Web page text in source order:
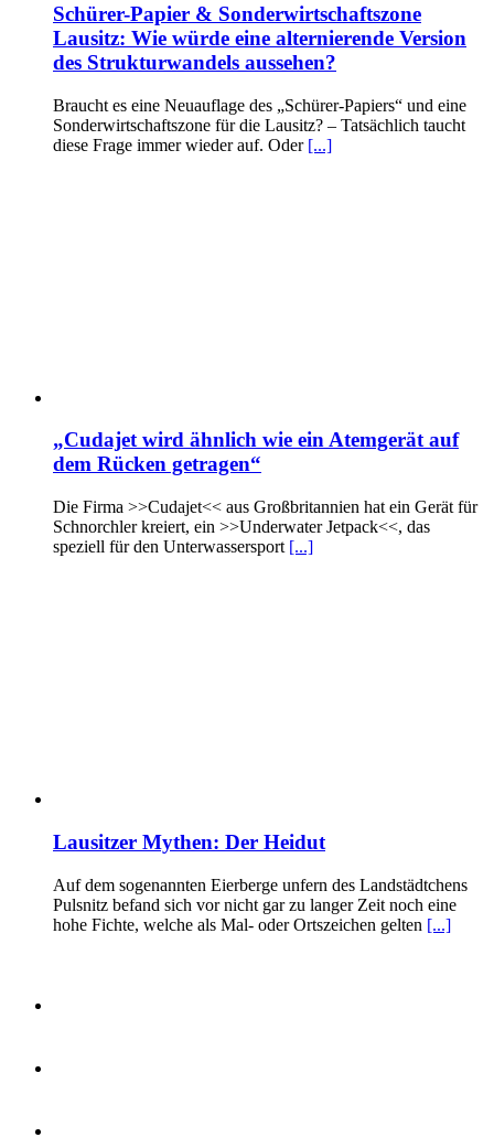
Schürer-Papier & Sonderwirtschaftszone
Lausitz: Wie würde eine alternierende Version
des Strukturwandels aussehen?
Braucht es eine Neuauflage des „Schürer-Papiers“ und eine
Sonderwirtschaftszone für die Lausitz? – Tatsächlich taucht
diese Frage immer wieder auf. Oder [...]
„Cudajet wird ähnlich wie ein Atemgerät auf
dem Rücken getragen“
Die Firma >>Cudajet<< aus Großbritannien hat ein Gerät für
Schnorchler kreiert, ein >>Underwater Jetpack<<, das
speziell für den Unterwassersport [...]
Lausitzer Mythen: Der Heidut
Auf dem sogenannten Eierberge unfern des Landstädtchens
Pulsnitz befand sich vor nicht gar zu langer Zeit noch eine
hohe Fichte, welche als Mal- oder Ortszeichen gelten [...]